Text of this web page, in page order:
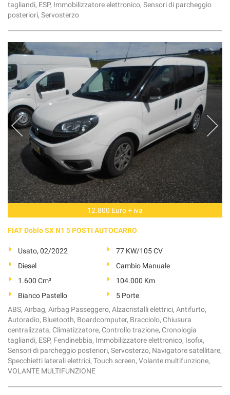
tagliandi, ESP, Immobilizzatore elettronico, Sensori di parcheggio
posteriori, Servosterzo
12.800 Euro + iva
FIAT Doblo SX N1 5 POSTI AUTOCARRO
Usato, 02/2022
77 KW/105 CV
Diesel
Cambio Manuale
1.600 Cm³
104.000 Km
Bianco Pastello
5 Porte
ABS, Airbag, Airbag Passeggero, Alzacristalli elettrici, Antifurto,
Autoradio, Bluetooth, Boardcomputer, Bracciolo, Chiusura
centralizzata, Climatizzatore, Controllo trazione, Cronologia
tagliandi, ESP, Fendinebbia, Immobilizzatore elettronico, Isofix,
Sensori di parcheggio posteriori, Servosterzo, Navigatore satellitare,
Specchietti laterali elettrici, Touch screen, Volante multifunzione,
VOLANTE MULTIFUNZIONE